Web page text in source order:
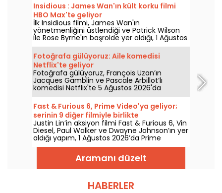
Insidious : James Wan'ın kült korku filmi
HBO Max'te geliyor
İlk Insidious filmi, James Wan'ın
yönetmenliğini üstlendiği ve Patrick Wilson
ile Rose Byrne'ın başrolde yer aldığı, 1 Ağustos
2026'da HBO Max'e katılıyor.
Fotoğrafa gülüyoruz: Aile komedisi
Netflix'te geliyor
Fotoğrafa gülüyoruz, François Uzan’ın
Jacques Gamblin ve Pascale Arbillot’lı
komedisi Netflix'te 5 Ağustos 2026'da
izleyiciyle buluşuyor.
Fast & Furious 6, Prime Video'ya geliyor;
serinin 9 diğer filmiyle birlikte
Justin Lin’in aksiyon filmi Fast & Furious 6, Vin
Diesel, Paul Walker ve Dwayne Johnson’ın yer
aldığı yapım, 1 Ağustos 2026’da Prime
Video’da izleyicilerle buluşuyor; serinin birçok
bölümünü de beraberinde getiriyor.
Aramanı düzelt
HABERLER